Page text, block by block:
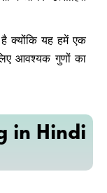
क्योंकि यह हमें एक
आवश्यक गुणों का
in Hindi